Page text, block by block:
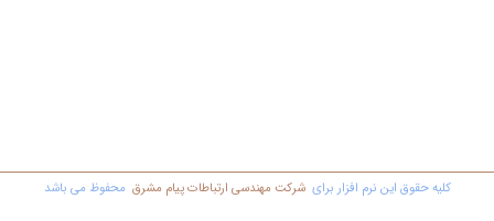
کليه حقوق اين نرم افزار برای شرکت مهندسي ارتباطات پیام مشرق محفوظ مي باشد